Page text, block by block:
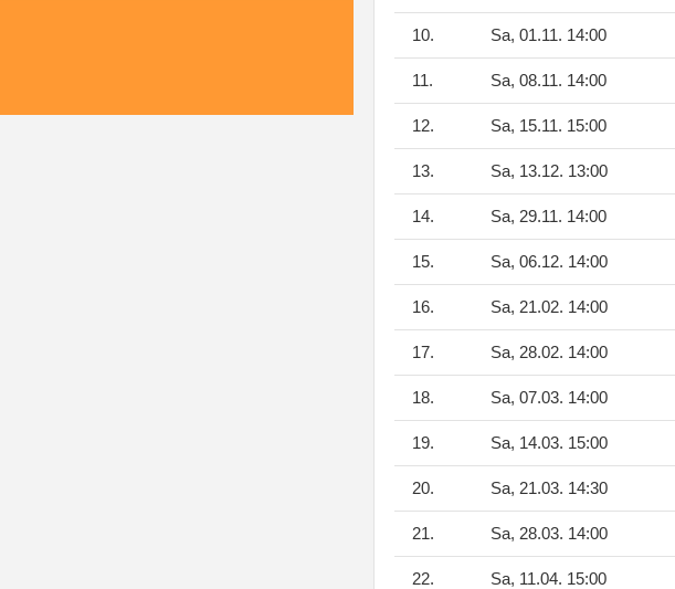
10. Sa, 01.11. 14:00
11. Sa, 08.11. 14:00
12. Sa, 15.11. 15:00
13. Sa, 13.12. 13:00
14. Sa, 29.11. 14:00
15. Sa, 06.12. 14:00
16. Sa, 21.02. 14:00
17. Sa, 28.02. 14:00
18. Sa, 07.03. 14:00
19. Sa, 14.03. 15:00
20. Sa, 21.03. 14:30
21. Sa, 28.03. 14:00
22. Sa, 11.04. 15:00